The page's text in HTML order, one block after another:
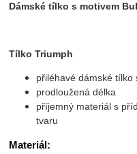
Dámské tílko s motivem
Tílko Triumph
přiléhavé dámské tílko
prodloužená délka
příjemný materiál s
tvaru
Materiál: